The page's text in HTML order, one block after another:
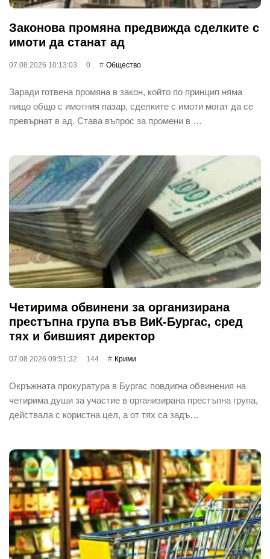
Законова промяна предвижда сделките с
имоти да станат ад
07.08.2026 10:13:03 0 Общество
Заради готвена промяна в закон, който по принцип няма
нищо общо с имотния пазар, сделките с имоти могат да се
превърнат в ад. Става въпрос за промени в …
Четирима обвинени за организирана
престъпна група във ВиК-Бургас, сред
тях и бившият директор
07.08.2026 09:51:32 144 Крими
Окръжната прокуратура в Бургас повдигна обвинения на
четирима души за участие в организирана престъпна група,
действала с користна цел, а от тях са задъ…